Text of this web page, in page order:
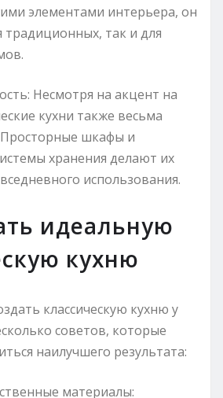
элементами интерьера, он
традиционных, так и для
Несмотря на акцент на
кухни также весьма
шкафы и
хранения делают их
использования.
идеальную
кухню
классическую кухню у
советов, которые
наилучшего результата:
материалы: